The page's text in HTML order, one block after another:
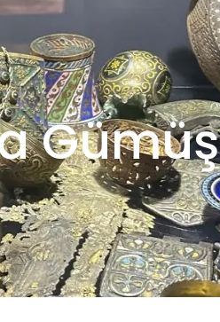
Gümüş